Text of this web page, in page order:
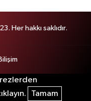
Her hakkı saklıdır.
Tamam